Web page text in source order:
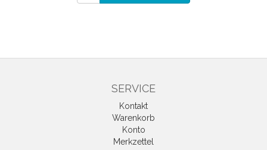
SERVICE
Kontakt
Warenkorb
Konto
Merkzettel